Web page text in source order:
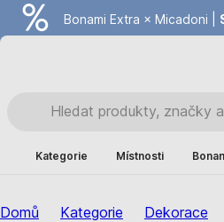
Bonami Extra × Micadoni |
Summer Sale | Ušetřete
Kategorie Místnosti
Domů Kategorie Dekorace